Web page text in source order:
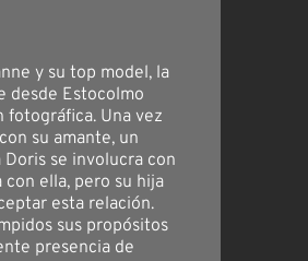
y su top model, la
desde Estocolmo
fotográfica. Una vez
su amante, un
se involucra con
ella, pero su hija
esta relación.
sus propósitos
presencia de